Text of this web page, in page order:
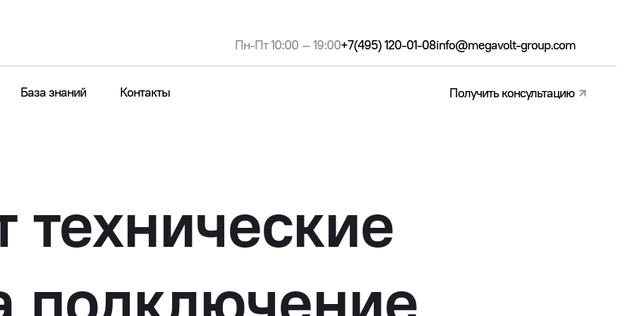
Пн-Пт 10:00 – 19:00+7(495) 120-01-08info@megavolt-group.com
База знаний Контакты Получить консультацию
технические